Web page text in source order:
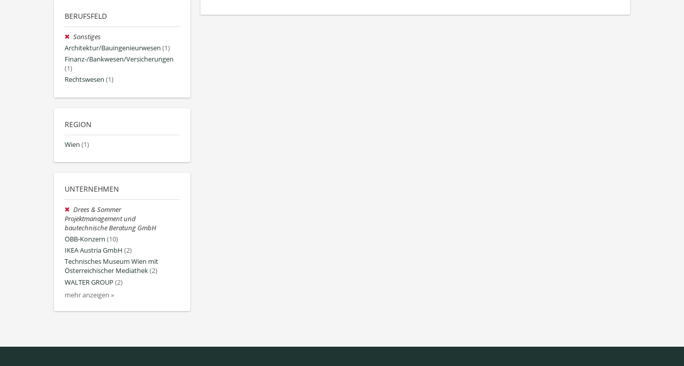
BERUFSFELD
Sonstiges
Architektur/Bauingenieurwesen (1)
Finanz-/Bankwesen/Versicherungen
(1)
Rechtswesen (1)
REGION
Wien (1)
UNTERNEHMEN
Drees & Sommer
Projektmanagement und
bautechnische Beratung GmbH
ÖBB-Konzern (10)
IKEA Austria GmbH (2)
Technisches Museum Wien mit
Österreichischer Mediathek(2)
WALTER GROUP (2)
mehr anzeigen »